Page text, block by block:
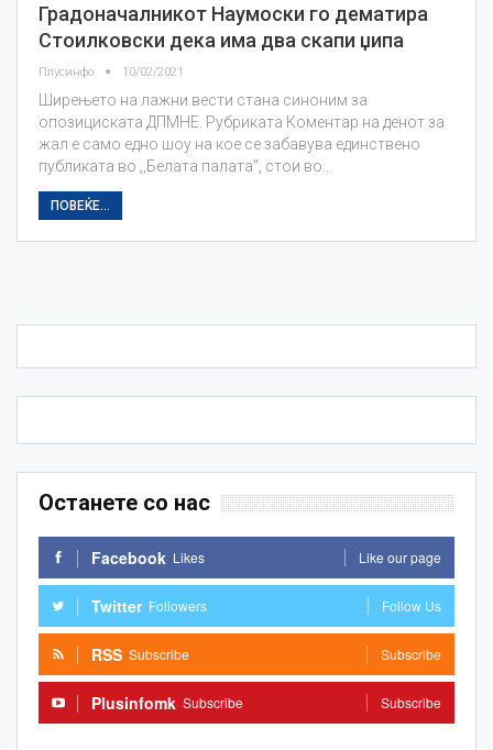
Градоначалникот Наумоски го дематира
Стоилковски дека има два скапи џипа
Плусинфо 10/02/2021
Ширењето на лажни вести стана синоним за
опозициската ДПМНЕ. Рубриката Коментар на денот за
жал е само едно шоу на кое се забавува единствено
публиката во ,,Белата палата”, стои во…
ПОВЕЌЕ...
Останете со нас
Facebook Likes Like our page
Twitter Followers Follow Us
RSS Subscribe Subscribe
Plusinfomk Subscribe Subscribe